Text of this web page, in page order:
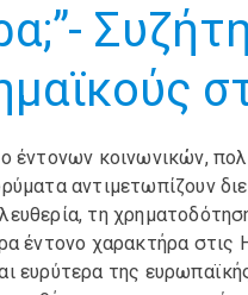
έντονων κοινωνικών,
αντιμετωπίζουν
τη
έντονο χαρακτήρα
ευρύτερα της